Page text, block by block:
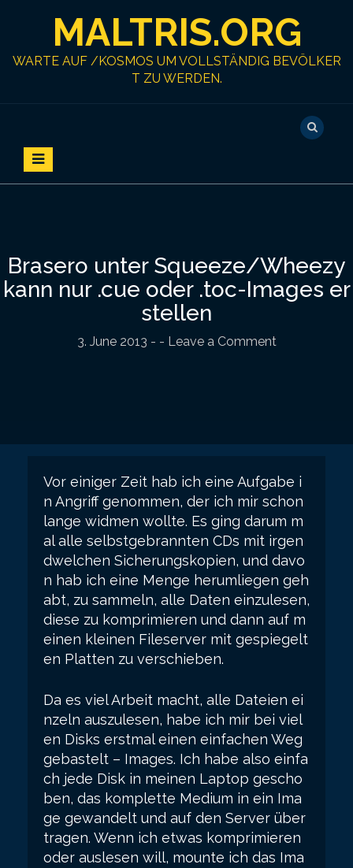
MALTRIS.ORG
WARTE AUF /KOSMOS UM VOLLSTÄNDIG BEVÖLKER
T ZU WERDEN.
Brasero unter Squeeze/Wheezy
kann nur .cue oder .toc-Images er
stellen
3. June 2013 - - Leave a Comment
Vor einiger Zeit hab ich eine Aufgabe i
n Angriff genommen, der ich mir schon
lange widmen wollte. Es ging darum m
al alle selbstgebrannten CDs mit irgen
dwelchen Sicherungskopien, und davo
n hab ich eine Menge herumliegen geh
abt, zu sammeln, alle Daten einzulesen,
diese zu komprimieren und dann auf m
einen kleinen Fileserver mit gespiegelt
en Platten zu verschieben.
Da es viel Arbeit macht, alle Dateien ei
nzeln auszulesen, habe ich mir bei viel
en Disks erstmal einen einfachen Weg
gebastelt – Images. Ich habe also einfa
ch jede Disk in meinen Laptop gescho
ben, das komplette Medium in ein Ima
ge gewandelt und auf den Server über
tragen. Wenn ich etwas komprimieren
oder auslesen will, mounte ich das Ima